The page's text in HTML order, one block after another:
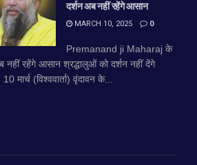
दर्शन अब नहीं रहेंगे आसान
MARCH 10, 2025 0
Premanand ji Maharaj के
नहीं रहेंगे आसान श्रद्धालुओं को दर्शन नहीं देंगे
मार्च (विश्ववार्ता) वृंदावन के...